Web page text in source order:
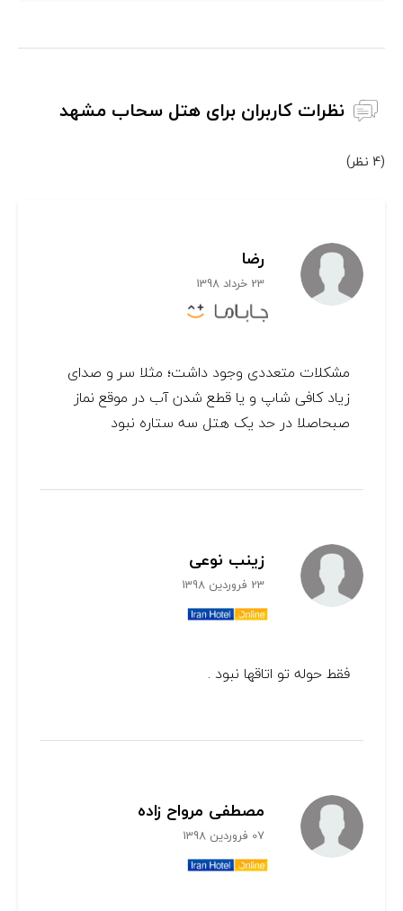
نظرات کاربران برای هتل سحاب مشهد
(4 نظر)
رضا
23 خرداد 1398
مشکلات متعددی وجود داشت؛ مثلا سر و صدای
زیاد کافی شاپ و یا قطع شدن آب در موقع نماز
صبحاصلا در حد یک هتل سه ستاره نبود
زینب نوعی
23 فروردین 1398
فقط حوله تو اتاقها نبود .
مصطفی مرواح زاده
07 فروردین 1398